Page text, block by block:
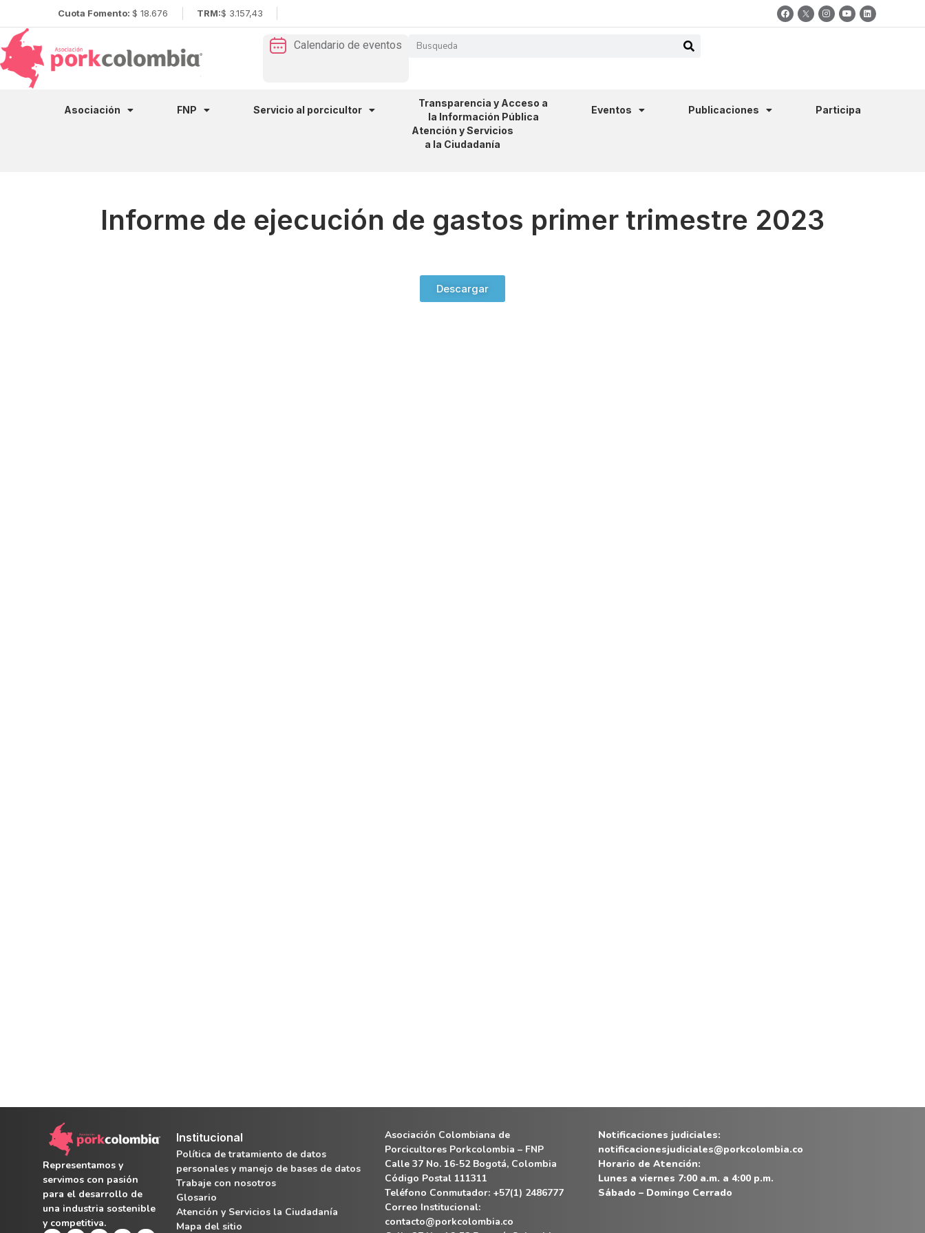
Cuota Fomento: $ 18.676 TRM:$ 3.157,43
Calendario de eventos
Asociación FNP Servicio al porcicultor
Transparencia y Acceso a
la Información Pública
Eventos Publicaciones
Participa
Atención y Servicios
a la Ciudadanía
Informe de ejecución de gastos primer trimestre 2023
Descargar
Representamos y
servimos con pasión
para el desarrollo de
una industria sostenible
y competitiva.
Institucional
Política de tratamiento de datos
personales y manejo de bases de datos
Trabaje con nosotros
Glosario
Atención y Servicios la Ciudadanía
Mapa del sitio
Asociación Colombiana de
Porcicultores Porkcolombia – FNP
Calle 37 No. 16-52 Bogotá, Colombia
Código Postal 111311
Teléfono Conmutador: +57(1) 2486777
Correo Institucional:
contacto@porkcolombia.co
Notificaciones judiciales:
notificacionesjudiciales@porkcolombia.co
Horario de Atención:
Lunes a viernes 7:00 a.m. a 4:00 p.m.
Sábado – Domingo Cerrado